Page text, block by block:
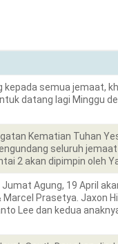
kepada semua jemaat,
datang lagi Minggu
Kematian Tuhan
seluruh
2 akan dipimpin oleh
Jumat Agung, 19 April
Prasetya. Jaxon
Lee dan kedua